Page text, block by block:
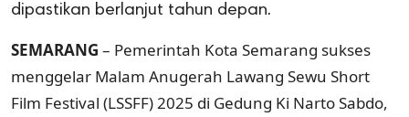
dipastikan berlanjut tahun depan.
SEMARANG – Pemerintah Kota Semarang sukses
menggelar Malam Anugerah Lawang Sewu Short
Film Festival (LSSFF) 2025 di Gedung Ki Narto Sabdo,